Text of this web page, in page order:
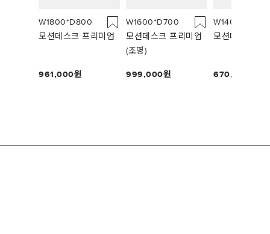
W1800*D800
모션데스크 프리미엄
961,000
W1600*D700
모션데스크 프리미엄
(조명)
999,000
W1400*D700
모션데스크 플
670,000